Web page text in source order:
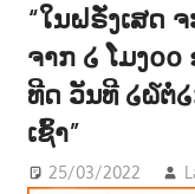
ະ
ຂໍ້
ມູ
ນ
ຂ່
“ໃນຝຣັ່ງເສດ
ຈາກ ໒ ໂມງ໐໐
ທີດ ວັນທີ ໒໖ຕໍ່໒
ເຊົ້າ”
25/03/2022